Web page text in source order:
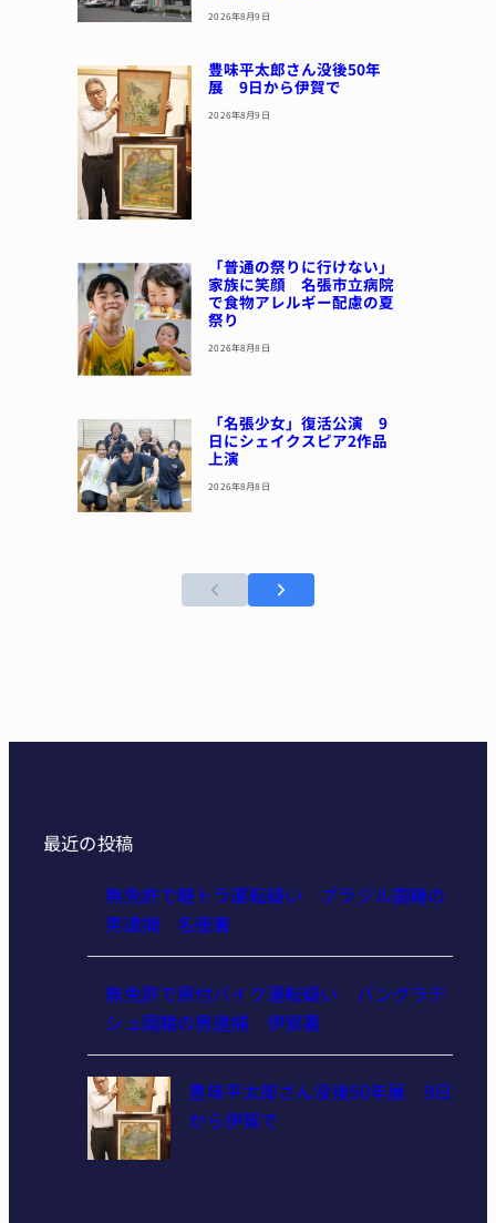
2026年8月9日
豊味平太郎さん没後50年
展 9日から伊賀で
2026年8月9日
「普通の祭りに行けない」
家族に笑顔 名張市立病院
で食物アレルギー配慮の夏
祭り
2026年8月8日
「名張少女」復活公演 9
日にシェイクスピア2作品
上演
2026年8月8日
最近の投稿
無免許で軽トラ運転疑い ブラジル国籍の
男逮捕 名張署
無免許で原付バイク運転疑い バングラデ
シュ国籍の男逮捕 伊賀署
豊味平太郎さん没後50年展 9日
から伊賀で